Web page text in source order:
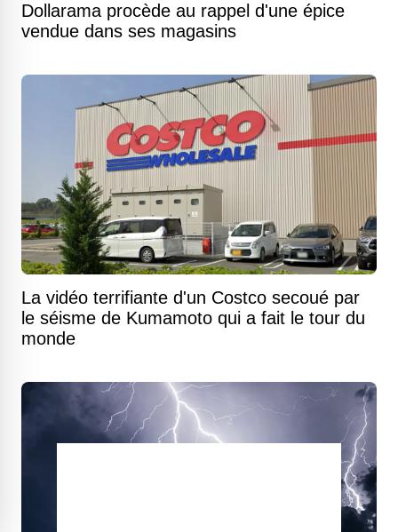
Dollarama procède au rappel d'une épice
vendue dans ses magasins
La vidéo terrifiante d'un Costco secoué par
le séisme de Kumamoto qui a fait le tour du
monde